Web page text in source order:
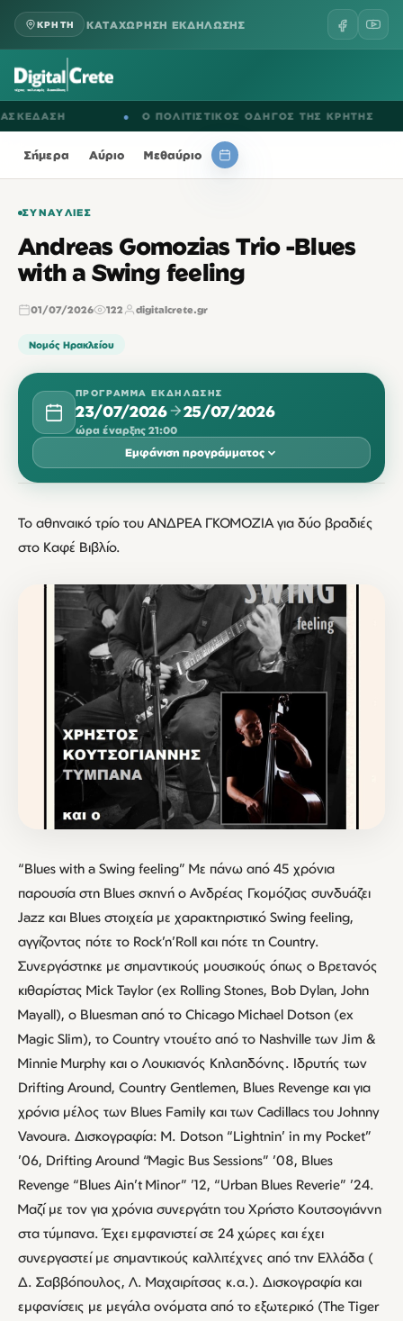
ΚΡΗΤΗ ΚΑΤΑΧΩΡΗΣΗ ΕΚΔΗΛΩΣΗΣ
Ο ΠΟΛΙΤΙΣΤΙΚΟΣ ΟΔΗΓΟΣ ΤΗΣ ΚΡΗΤΗΣ
Σήμερα Αύριο Μεθαύριο
ΣΥΝΑΥΛΊΕΣ
Andreas Gomozias Trio -Blues
with a Swing feeling
01/07/2026 122 digitalcrete.gr
Νομός Ηρακλείου
ΠΡΌΓΡΑΜΜΑ ΕΚΔΉΛΩΣΗΣ
23/07/2026 25/07/2026
ώρα έναρξης 21:00
Εμφάνιση προγράμματος
Το αθηναικό τρίο του ΑΝΔΡΕΑ ΓΚΟΜΟΖΙΑ για δύο βραδιές
στο Καφέ Βιβλίο.
“Blues with a Swing feeling” Με πάνω από 45 χρόνια
παρουσία στη Blues σκηνή ο Ανδρέας Γκομόζιας συνδυάζει
Jazz και Blues στοιχεία με χαρακτηριστικό Swing feeling,
αγγίζοντας πότε το Rock’n’Roll και πότε τη Country.
Συνεργάστηκε με σημαντικούς μουσικούς όπως ο Βρετανός
κιθαρίστας Mick Taylor (ex Rolling Stones, Bob Dylan, John
Mayall), ο Bluesman από το Chicago Michael Dotson (ex
Magic Slim), το Country ντουέτο από το Nashville των Jim &
Minnie Murphy και ο Λουκιανός Κηλαηδόνης. Ιδρυτής των
Drifting Around, Country Gentlemen, Blues Revenge και για
χρόνια μέλος των Blues Family και των Cadillacs του Johnny
Vavoura. Δισκογραφία: M. Dotson “Lightnin’ in my Pocket”
’06, Drifting Around “Magic Bus Sessions” ’08, Blues
Revenge “Blues Ain’t Minor” ’12, “Urban Blues Reverie” ’24.
Μαζί με τον για χρόνια συνεργάτη του Χρήστο Κουτσογιάννη
στα τύμπανα. Έχει εμφανιστεί σε 24 χώρες και έχει
συνεργαστεί με σημαντικούς καλλιτέχνες από την Ελλάδα (
Δ. Σαββόπουλος, Λ. Μαχαιρίτσας κ.α.). Δισκογραφία και
εμφανίσεις με μεγάλα ονόματα από το εξωτερικό (The Tiger